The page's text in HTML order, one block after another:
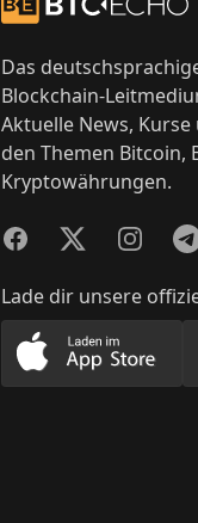
Das
Blockchain-
Aktuelle News,
den Themen Bitcoin,
Kryptowährungen.
FacebookTwitter
Lade dir unsere
Lade